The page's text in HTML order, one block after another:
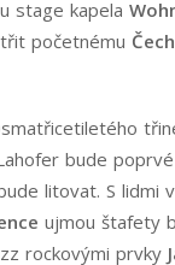
stage kapela
početnému
bude
litovat. S lidmi
ujmou štafety
rockovými prvky